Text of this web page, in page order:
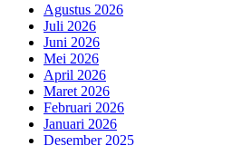
Agustus 2026
Juli 2026
Juni 2026
Mei 2026
April 2026
Maret 2026
Februari 2026
Januari 2026
Desember 2025